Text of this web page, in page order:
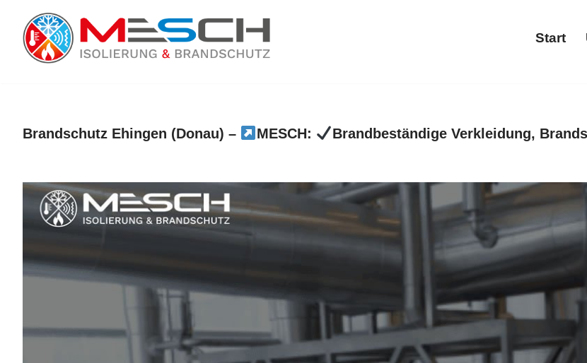
Zum
Inhalt
Start
Brandschutz Ehingen (Donau) – MESCH: Brandbeständige Verkleidung,